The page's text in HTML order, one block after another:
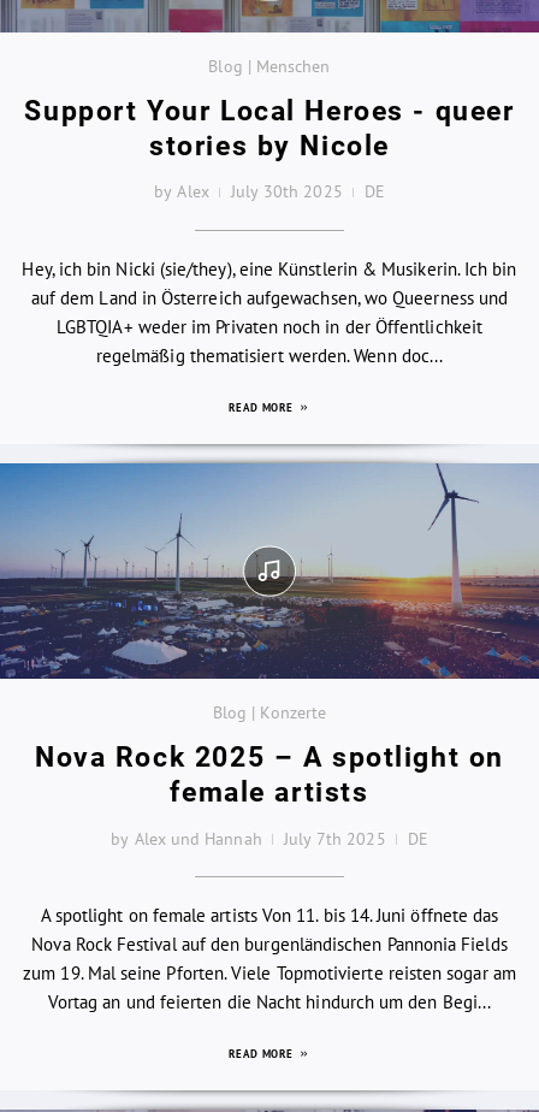
Blog | Menschen
Support Your Local Heroes - queer
stories by Nicole
by Alex July 30th 2025 DE
Hey, ich bin Nicki (sie/they), eine Künstlerin & Musikerin. Ich bin
auf dem Land in Österreich aufgewachsen, wo Queerness und
LGBTQIA+ weder im Privaten noch in der Öffentlichkeit
regelmäßig thematisiert werden. Wenn doc...
READ MORE
Blog | Konzerte
Nova Rock 2025 – A spotlight on
female artists
by Alex und Hannah July 7th 2025 DE
A spotlight on female artists Von 11. bis 14. Juni öffnete das
Nova Rock Festival auf den burgenländischen Pannonia Fields
zum 19. Mal seine Pforten. Viele Topmotivierte reisten sogar am
Vortag an und feierten die Nacht hindurch um den Begi...
READ MORE